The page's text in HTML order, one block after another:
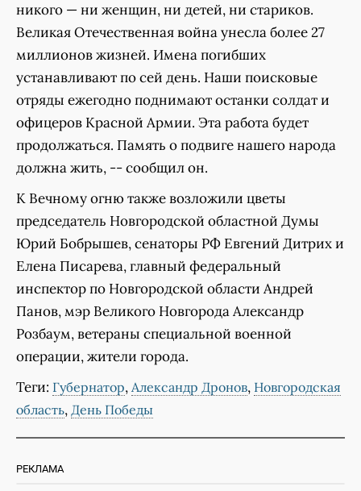
никого — ни женщин, ни детей, ни стариков.
Великая Отечественная война унесла более 27
миллионов жизней. Имена погибших
устанавливают по сей день. Наши поисковые
отряды ежегодно поднимают останки солдат и
офицеров Красной Армии. Эта работа будет
продолжаться. Память о подвиге нашего народа
должна жить, -- сообщил он.
К Вечному огню также возложили цветы
председатель Новгородской областной Думы
Юрий Бобрышев, сенаторы РФ Евгений Дитрих и
Елена Писарева, главный федеральный
инспектор по Новгородской области Андрей
Панов, мэр Великого Новгорода Александр
Розбаум, ветераны специальной военной
операции, жители города.
Теги: Губернатор, Александр Дронов, Новгородская
область, День Победы
РЕКЛАМА